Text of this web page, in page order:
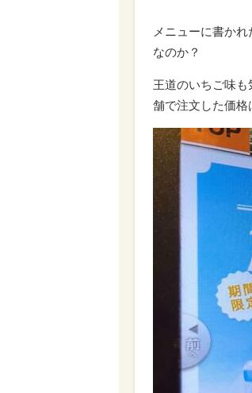
メニューに書か
なのか？
王道のいちご味
舗で注文した価格